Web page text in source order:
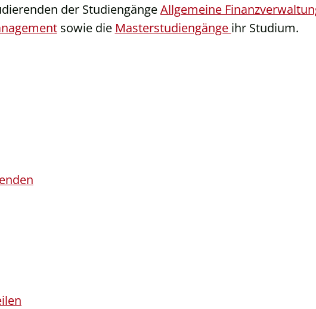
der StudiengängeAllgemeine
sowie die Masterstudiengänge ihr Studium.